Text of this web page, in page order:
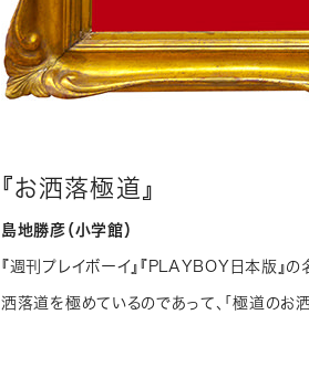
『お洒落極道』
島地勝彦（小学館）
『週刊プレイボーイ』『PLAYBOY日本版』
洒落道を極めているのであって、「極道のお